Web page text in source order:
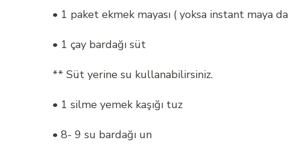
• 1 paket ekmek mayası ( yoksa instant maya
• 1 çay bardağı süt
** Süt yerine su kullanabilirsiniz.
• 1 silme yemek kaşığı tuz
• 8- 9 su bardağı un